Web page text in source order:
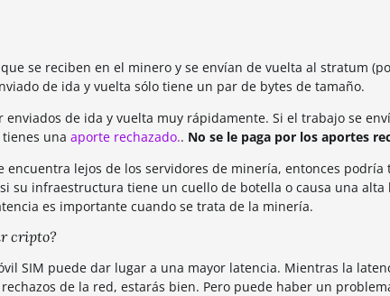
se reciben en el minero y se envían de vuelta al stratum
de ida y vuelta sólo tiene un par de bytes de tamaño.
de ida y vuelta muy rápidamente. Si el trabajo se
una aporte rechazado.. No se le paga por los aportes
lejos de los servidores de minería, entonces podría
su infraestructura tiene un cuello de botella o causa una alta
es importante cuando se trata de la minería.
cripto?
SIM puede dar lugar a una mayor latencia. Mientras la
de la red, estarás bien. Pero puede haber un